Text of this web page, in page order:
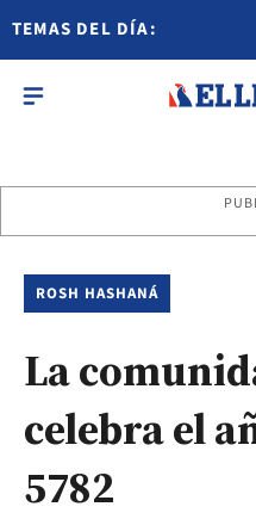
TEMAS DEL DÍA:
ROSH HASHANÁ
La
celebra el
5782